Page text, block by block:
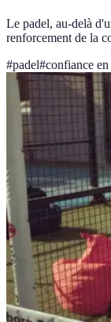
Le padel, au-delà
renforcement de la
#padel#confiance en